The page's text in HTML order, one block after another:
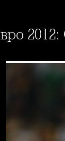
Евро